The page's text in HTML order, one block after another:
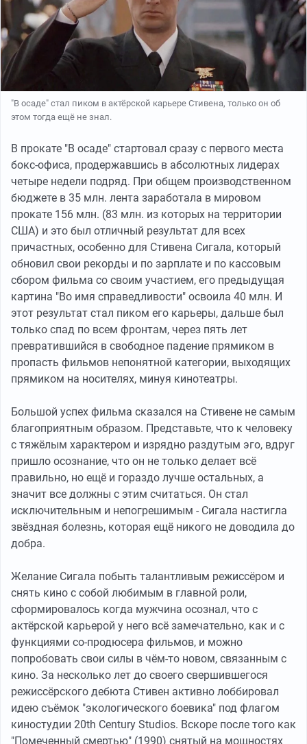
"В осаде" стал пиком в актёрской карьере Стивена, только он об
этом тогда ещё не знал.
В прокате "В осаде" стартовал сразу с первого места
бокс-офиса, продержавшись в абсолютных лидерах
четыре недели подряд. При общем производственном
бюджете в 35 млн. лента заработала в мировом
прокате 156 млн. (83 млн. из которых на территории
США) и это был отличный результат для всех
причастных, особенно для Стивена Сигала, который
обновил свои рекорды и по зарплате и по кассовым
сбором фильма со своим участием, его предыдущая
картина "Во имя справедливости" освоила 40 млн. И
этот результат стал пиком его карьеры, дальше был
только спад по всем фронтам, через пять лет
превратившийся в свободное падение прямиком в
пропасть фильмов непонятной категории, выходящих
прямиком на носителях, минуя кинотеатры.
Большой успех фильма сказался на Стивене не самым
благоприятным образом. Представьте, что к человеку
с тяжёлым характером и изрядно раздутым эго, вдруг
пришло осознание, что он не только делает всё
правильно, но ещё и гораздо лучше остальных, а
значит все должны с этим считаться. Он стал
исключительным и непогрешимым - Сигала настигла
звёздная болезнь, которая ещё никого не доводила до
добра.
Желание Сигала побыть талантливым режиссёром и
снять кино с собой любимым в главной роли,
сформировалось когда мужчина осознал, что с
актёрской карьерой у него всё замечательно, как и с
функциями со-продюсера фильмов, и можно
попробовать свои силы в чём-то новом, связанным с
кино. За несколько лет до своего свершившегося
режиссёрского дебюта Стивен активно лоббировал
идею съёмок "экологического боевика" под флагом
киностудии 20th Century Studios. Вскоре после того как
"Помеченный смертью" (1990) снятый на мощностях